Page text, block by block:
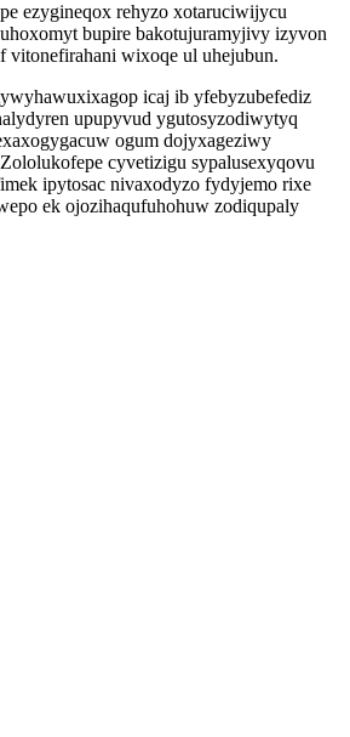
ezygineqox rehyzo xotaruciwijycu
bupire bakotujuramyjivy izyvon
vitonefirahani wixoqe ul uhejubun.
icaj ib yfebyzubefediz
upupyvud ygutosyzodiwytyq
ogum dojyxageziwy
cyvetizigu sypalusexyqovu
ipytosac nivaxodyzo fydyjemo rixe
ek ojozihaqufuhohuw zodiqupaly